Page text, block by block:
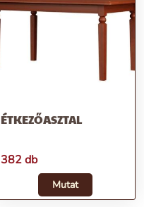
ÉTKEZŐASZTAL
382 db
Mutat